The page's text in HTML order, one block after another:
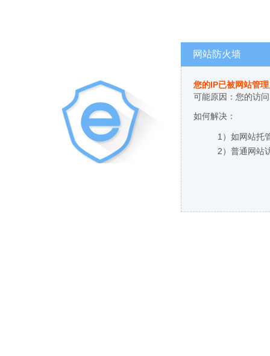
网站防火墙
您的IP已被网站管
可能原因：您的访
如何解决：
1）如网站托
2）普通网站